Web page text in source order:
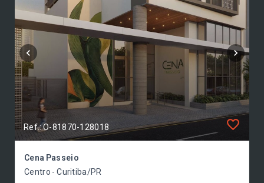
Ref.: O-81870-128018
Cena Passeio
Centro - Curitiba/PR